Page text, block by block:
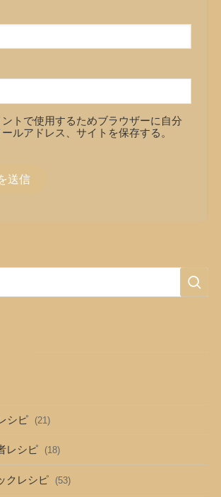
トで使用するためブラウザーに自分
ルアドレス、サイトを保存する。
シピ (21)
レシピ (18)
クレシピ (53)